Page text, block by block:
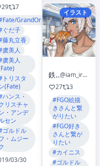
29
7
GrandOrder
ぐだ子
藤丸立香
虞美人
虞美人
トリスタ
(Fate)
ハンス・
リスチャ
・アンデ
セン
ゴルドル
・ムジー
03/30
イラスト
鉄男P
@iam_ironmanP
27
3
#FGO絵描
きさんと繋
がりたい
#FGO好き
さんと繋が
りたい
#カイニス
#ゴルドル